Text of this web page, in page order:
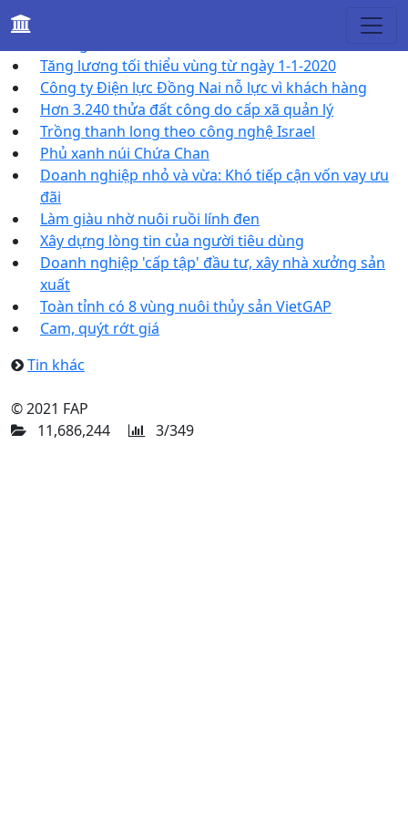
Tin khác
Tăng lương tối thiểu vùng từ ngày 1-1-2020
Công ty Điện lực Đồng Nai nỗ lực vì khách hàng
Hơn 3.240 thửa đất công do cấp xã quản lý
Trồng thanh long theo công nghệ Israel
Phủ xanh núi Chứa Chan
Doanh nghiệp nhỏ và vừa: Khó tiếp cận vốn vay ưu
đãi
Làm giàu nhờ nuôi ruồi lính đen
Xây dựng lòng tin của người tiêu dùng
Doanh nghiệp 'cấp tập' đầu tư, xây nhà xưởng sản
xuất
Toàn tỉnh có 8 vùng nuôi thủy sản VietGAP
Cam, quýt rớt giá
Tin khác
© 2021 FAP
11,686,244
3/349